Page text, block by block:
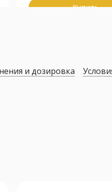
Купить
и дозировка